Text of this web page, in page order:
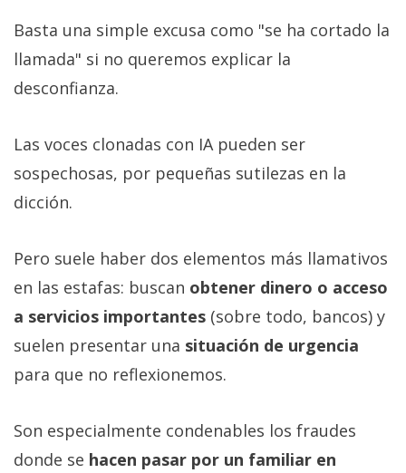
Basta una simple excusa como "se ha cortado la
llamada" si no queremos explicar la
desconfianza.
Las voces clonadas con IA pueden ser
sospechosas, por pequeñas sutilezas en la
dicción.
Pero suele haber dos elementos más llamativos
en las estafas: buscan obtener dinero o acceso
a servicios importantes (sobre todo, bancos) y
suelen presentar una situación de urgencia
para que no reflexionemos.
Son especialmente condenables los fraudes
donde se hacen pasar por un familiar en